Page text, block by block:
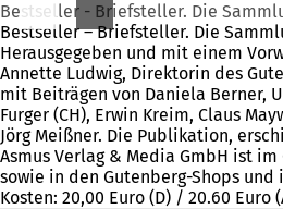
Bestseller - Briefsteller. Die
Bestseller – Briefsteller. Die
Herausgegeben und mit einem
Annette Ludwig, Direktorin des
mit Beiträgen von Daniela Berner,
Furger (CH), Erwin Kreim, Claus
Jörg Meißner. Die Publikation,
Asmus Verlag & Media GmbH ist
sowie in den Gutenberg-Shops
Kosten: 20,00 Euro (D) / 20.60 Euro